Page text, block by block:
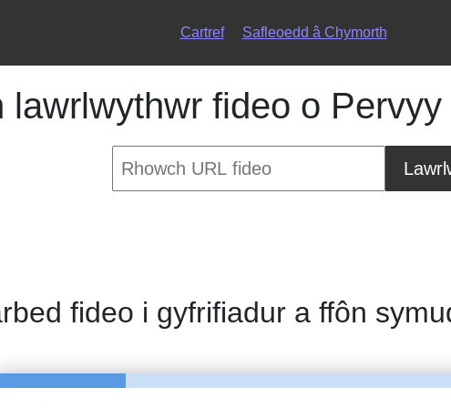
Cartref Safleoedd â Chymorth
lawrlwythwr fideo o
fideo i gyfrifiadur a ffôn